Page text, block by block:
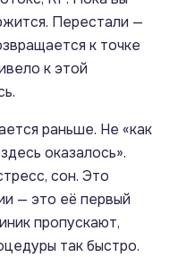
Перестали —
к точке
к этой
раньше. Не «как
оказалось».
сон. Это
— это её первый
пропускают,
так быстро.